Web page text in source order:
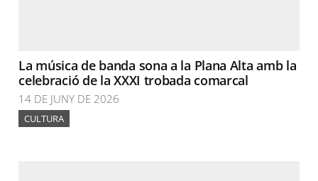
La música de banda sona a la Plana Alta amb la
celebració de la XXXI trobada comarcal
14 DE JUNY DE 2026
CULTURA